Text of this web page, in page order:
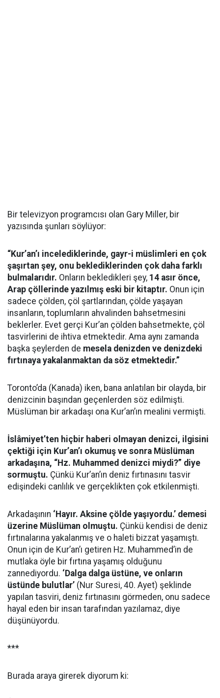
Bir televizyon programcısı olan Gary Miller, bir
yazısında şunları söylüyor:
“Kur’an’ı incelediklerinde, gayr-i müslimleri en çok
şaşırtan şey, onu beklediklerinden çok daha farklı
bulmalarıdır. Onların bekledikleri şey, 14 asır önce,
Arap çöllerinde yazılmış eski bir kitaptır. Onun için
sadece çölden, çöl şartlarından, çölde yaşayan
insanların, toplumların ahvalinden bahsetmesini
beklerler. Evet gerçi Kur’an çölden bahsetmekte, çöl
tasvirlerini de ihtiva etmektedir. Ama aynı zamanda
başka şeylerden de mesela denizden ve denizdeki
fırtınaya yakalanmaktan da söz etmektedir.”
Toronto’da (Kanada) iken, bana anlatılan bir olayda, bir
denizcinin başından geçenlerden söz edilmişti.
Müslüman bir arkadaşı ona Kur’an’ın mealini vermişti.
İslâmiyet’ten hiçbir haberi olmayan denizci, ilgisini
çektiği için Kur’an’ı okumuş ve sonra Müslüman
arkadaşına, “Hz. Muhammed denizci miydi?” diye
sormuştu. Çünkü Kur’an’ın deniz fırtınasını tasvir
edişindeki canlılık ve gerçeklikten çok etkilenmişti.
Arkadaşının ‘Hayır. Aksine çölde yaşıyordu.’ demesi
üzerine Müslüman olmuştu. Çünkü kendisi de deniz
fırtınalarına yakalanmış ve o haleti bizzat yaşamıştı.
Onun için de Kur’an’ı getiren Hz. Muhammed’in de
mutlaka öyle bir fırtına yaşamış olduğunu
zannediyordu. ‘Dalga dalga üstüne, ve onların
üstünde bulutlar’ (Nur Suresi, 40. Ayet) şeklinde
yapılan tasviri, deniz fırtınasını görmeden, onu sadece
hayal eden bir insan tarafından yazılamaz, diye
düşünüyordu.
***
Burada araya girerek diyorum ki: